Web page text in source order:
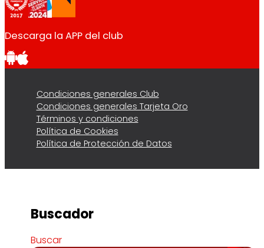
Descarga la APP del club
Condiciones generales Club
Condiciones generales Tarjeta Oro
Términos y condiciones
Política de Cookies
Política de Protección de Datos
Buscador
Buscar